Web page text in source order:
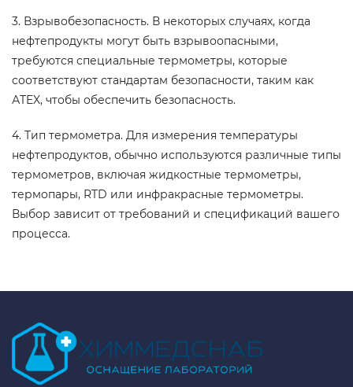
3. Взрывобезопасность. В некоторых случаях, когда
нефтепродукты могут быть взрывоопасными,
требуются специальные термометры, которые
соответствуют стандартам безопасности, таким как
АTEX, чтобы обеспечить безопасность.
4. Тип термометра. Для измерения температуры
нефтепродуктов, обычно используются различные типы
термометров, включая жидкостные термометры,
термопары, RTD или инфракрасные термометры.
Выбор зависит от требований и спецификаций вашего
процесса.